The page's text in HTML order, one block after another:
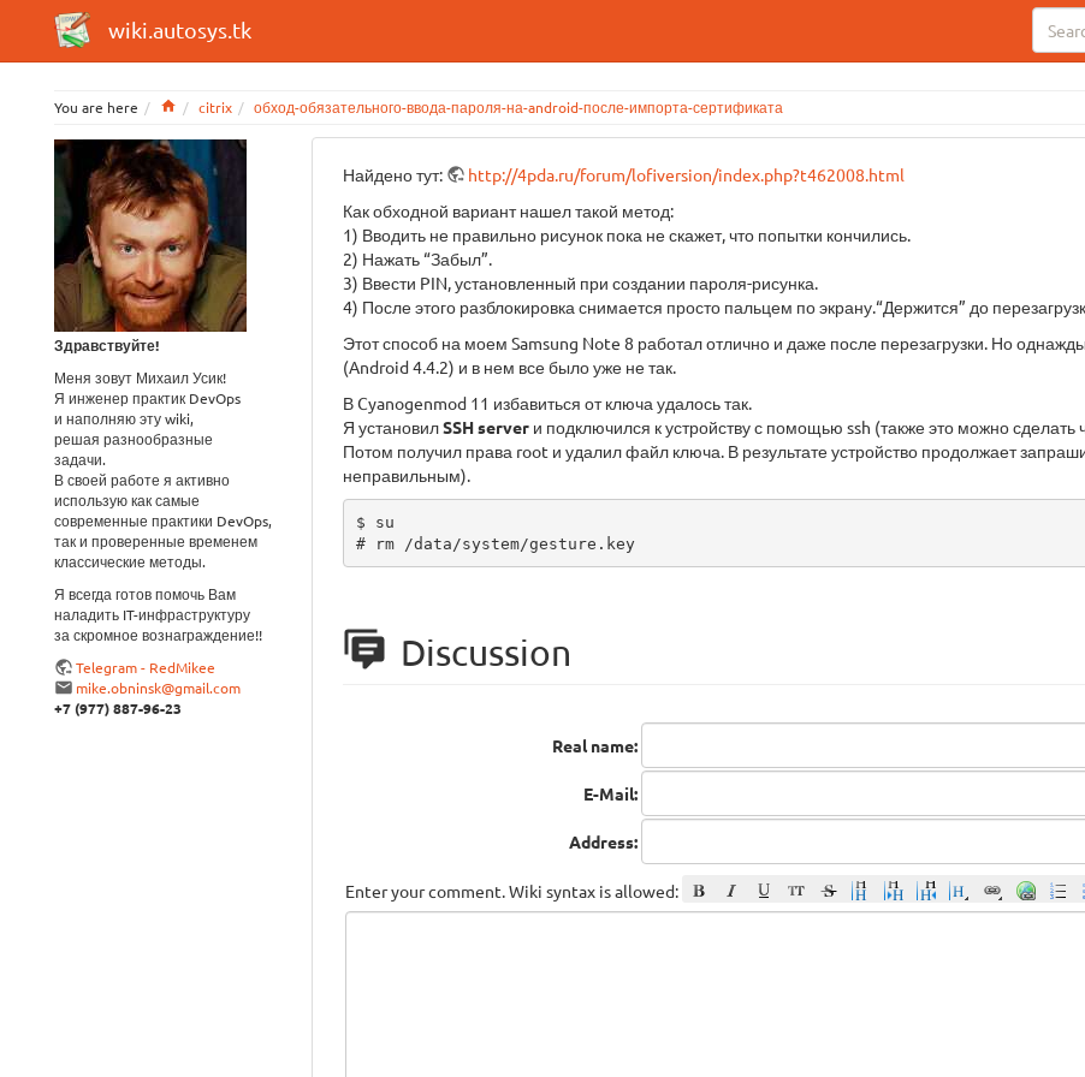
wiki.autosys.tk
You are here Homecitrix обход-обязательного-ввода-пароля-на-android-после-импорта-сертификата
Здравствуйте!
Меня зовут Михаил Усик!
Я инженер практик DevOps
и наполняю эту wiki,
решая разнообразные
задачи.
В своей работе я активно
использую как самые
современные практики DevOps,
так и проверенные временем
классические методы.
Я всегда готов помочь Вам
наладить IT-инфраструктуру
за скромное вознаграждение!!
Telegram - RedMikee
mike.obninsk@gmail.com
+7 (977) 887-96-23
Найдено тут:
http://4pda.ru/forum/lofiversion/index.php?t462008.html
Как обходной вариант нашел такой метод:
1) Вводить не правильно рисунок пока не скажет, что попытки кончились.
2) Нажать “Забыл”.
3) Ввести PIN, установленный при создании пароля-рисунка.
4) После этого разблокировка снимается просто пальцем по экрану.“Держится” до
Этот способ на моем Samsung Note 8 работал отлично и даже после перезагрузки. Но
(Android 4.4.2) и в нем все было уже не так.
В Cyanogenmod 11 избавиться от ключа удалось так.
Я установилSSH server и подключился к устройству с помощью ssh (также это можно сделать
Потом получил права root и удалил файл ключа. В результате устройство продолжает
неправильным).
$ su
# rm /data/system/gesture.key
Discussion
Real name:
E-Mail:
Address:
Enter your comment. Wiki syntax is allowed: